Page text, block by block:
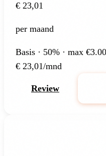
€ 23,01
per maand
Basis · 50% · max
€ 23,01/mnd
Review